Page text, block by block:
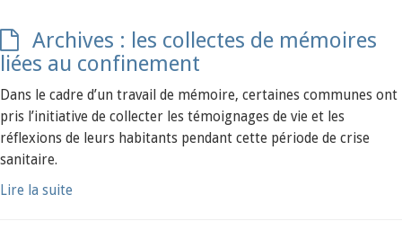
Archives : les collectes de mémoires
liées au confinement
Dans le cadre d’un travail de mémoire, certaines communes ont
pris l’initiative de collecter les témoignages de vie et les
réflexions de leurs habitants pendant cette période de crise
sanitaire.
Lire la suite